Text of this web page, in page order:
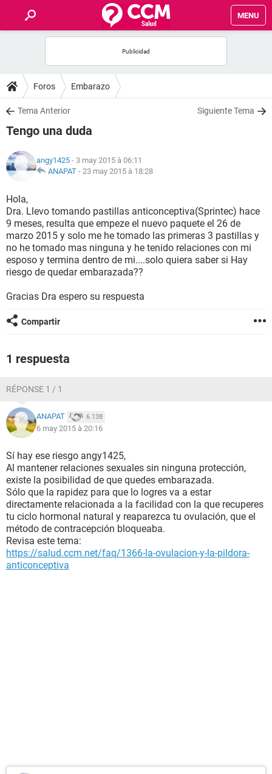
MENU
FORUMS
SALUD
FAMILIA
NUTRICIÓN
BIENESTAR
SEXUALIDAD
GLOSARIO
Foros Embarazo
Tema Anterior Siguiente Tema
Tengo una duda
angy1425 - 3 may 2015 à 06:11
ANAPAT - 23 may 2015 à 18:28
Hola,
Dra. Llevo tomando pastillas anticonceptiva(Sprintec) hace
9 meses, resulta que empeze el nuevo paquete el 26 de
marzo 2015 y solo me he tomado las primeras 3 pastillas y
no he tomado mas ninguna y he tenido relaciones con mi
esposo y termina dentro de mi....solo quiera saber si Hay
riesgo de quedar embarazada??
Gracias Dra espero su respuesta
Compartir
1 respuesta
RÉPONSE 1 / 1
ANAPAT 6.138
6 may 2015 à 20:16
Sí hay ese riesgo angy1425,
Al mantener relaciones sexuales sin ninguna protección,
existe la posibilidad de que quedes embarazada.
Sólo que la rapidez para que lo logres va a estar
directamente relacionada a la facilidad con la que recuperes
tu ciclo hormonal natural y reaparezca tu ovulación, que el
método de contracepción bloqueaba.
Revisa este tema:
https://salud.ccm.net/faq/1366-la-ovulacion-y-la-pildora-
anticonceptiva